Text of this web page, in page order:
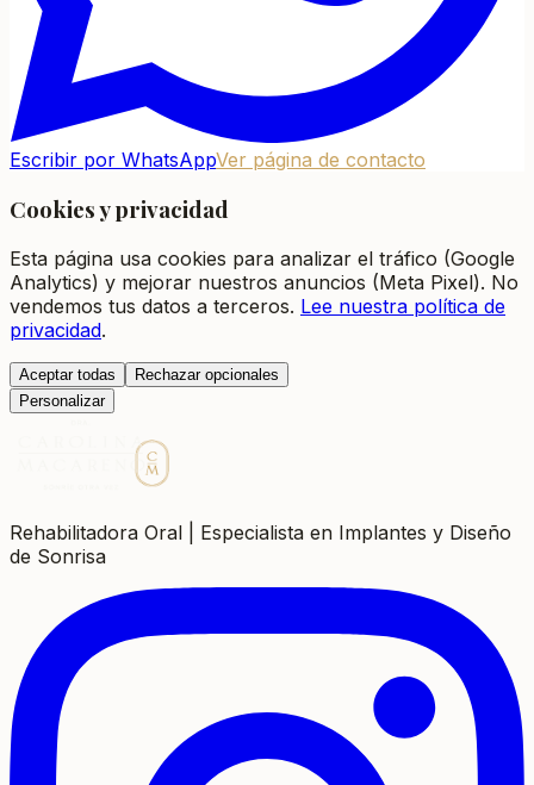
Escribir por WhatsAppVer página de contacto
Cookies y privacidad
Esta página usa cookies para analizar el tráfico (Google
Analytics) y mejorar nuestros anuncios (Meta Pixel). No
vendemos tus datos a terceros. Lee nuestra política de
privacidad.
Aceptar todas
Rechazar opcionales
Personalizar
Rehabilitadora Oral | Especialista en Implantes y Diseño
de Sonrisa